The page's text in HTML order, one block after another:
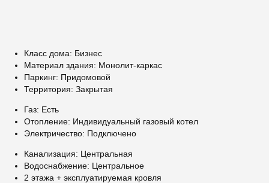
Класс дома: Бизнес
Материал здания: Монолит-каркас
Паркинг: Придомовой
Территория: Закрытая
Газ: Есть
Отопление: Индивидуальный газовый котел
Электричество: Подключено
Канализация: Центральная
Водоснабжение: Центральное
2 этажа + эксплуатируемая кровля